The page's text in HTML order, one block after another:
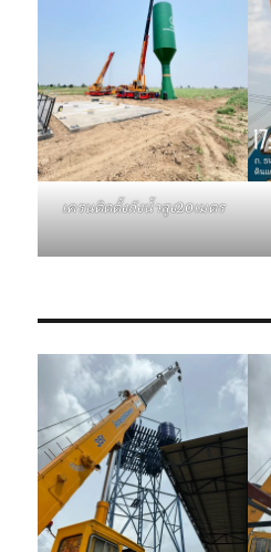
เครนติดตั้งถังน้ำสูง20เมตร